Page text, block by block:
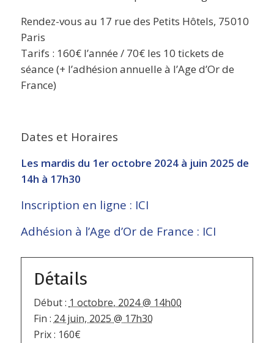
Rendez-vous au 17 rue des Petits Hôtels, 75010
Paris
Tarifs : 160€ l’année / 70€ les 10 tickets de
séance (+ l’adhésion annuelle à l’Age d’Or de
France)
Dates et Horaires
Les mardis du 1er octobre 2024 à juin 2025 de
14h à 17h30
Inscription en ligne : ICI
Adhésion à l’Age d’Or de France : ICI
Détails
Début : 1 octobre, 2024 @ 14h00
Fin : 24 juin, 2025 @ 17h30
Prix : 160€